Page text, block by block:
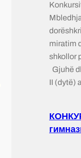
miratim
shkollor
Gjuhë
II (dytë)